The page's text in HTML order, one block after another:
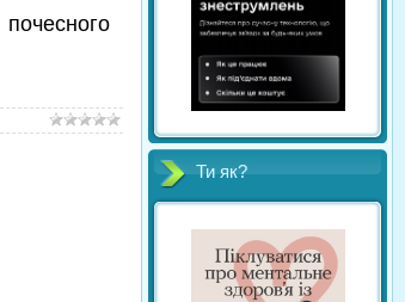
Ти як?